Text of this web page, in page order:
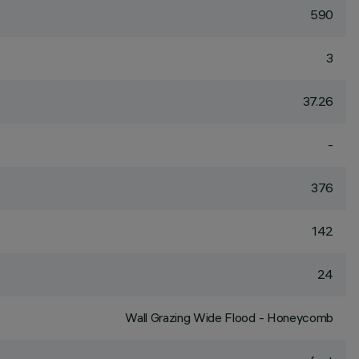
590
3
37.26
-
376
142
24
Wall Grazing Wide Flood - Honeycomb